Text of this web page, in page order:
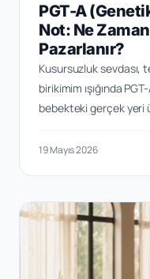
PGT-A
Not: Ne
Pazarlanır?
Kusursuzluk sevdası,
birikimim ışığında
bebekteki gerçek yeri
19 Mayıs 2026